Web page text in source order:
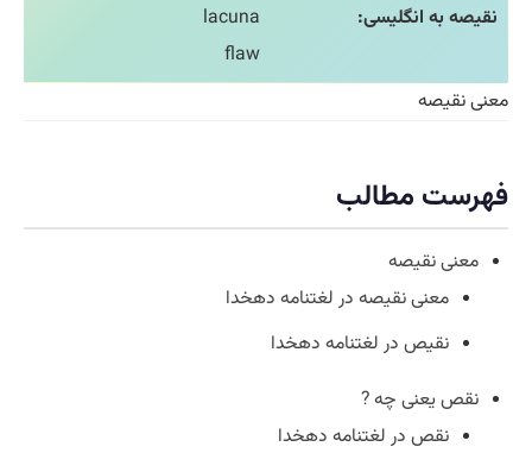
نقیصه به انگلیسی:
lacuna
flaw
معنی نقیصه
فهرست مطالب
معنی نقیصه
معنی نقیصه در لغتنامه دهخدا
نقیص در لغتنامه دهخدا
نقص یعنی چه ?
نقص در لغتنامه دهخدا